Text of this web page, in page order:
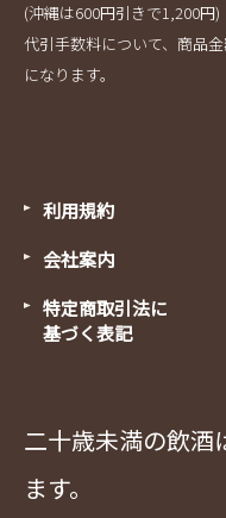
(沖縄は600円引きで1,200円)
代引手数料について、商品
になります。
利用規約
会社案内
特定商取引法に
基づく表記
二十歳未満の飲酒
ます。